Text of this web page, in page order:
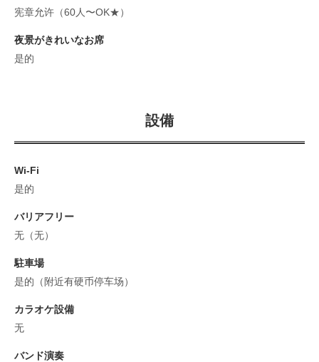
宪章允许（60人〜OK★）
夜景がきれいなお席
是的
設備
Wi-Fi
是的
バリアフリー
无（无）
駐車場
是的（附近有硬币停车场）
カラオケ設備
无
バンド演奏